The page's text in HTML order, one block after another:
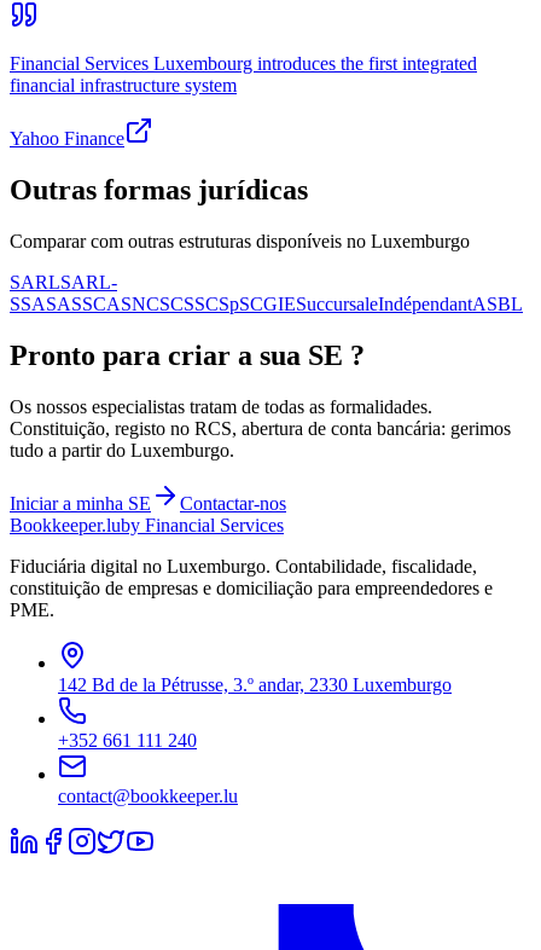
Financial Services Luxembourg introduces the first integrated
financial infrastructure system
Yahoo Finance
Outras formas jurídicas
Comparar com outras estruturas disponíveis no Luxemburgo
SARLSARL-
SSASASSCASNCSCSSCSpSCGIESuccursaleIndépendantASBL
Pronto para criar a sua SE ?
Os nossos especialistas tratam de todas as formalidades.
Constituição, registo no RCS, abertura de conta bancária: gerimos
tudo a partir do Luxemburgo.
Iniciar a minha SE
Contactar-nos
Bookkeeper.luby Financial Services
Fiduciária digital no Luxemburgo. Contabilidade, fiscalidade,
constituição de empresas e domiciliação para empreendedores e
PME.
142 Bd de la Pétrusse, 3.º andar, 2330 Luxemburgo
+352 661 111 240
contact@bookkeeper.lu